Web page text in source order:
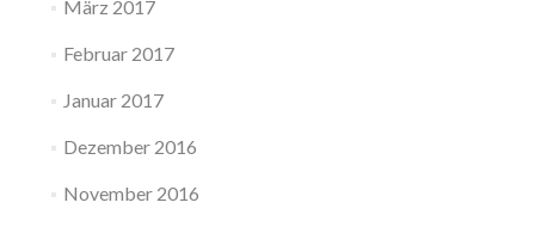
März 2017
Februar 2017
Januar 2017
Dezember 2016
November 2016